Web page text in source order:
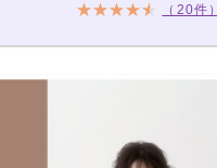
（20件）